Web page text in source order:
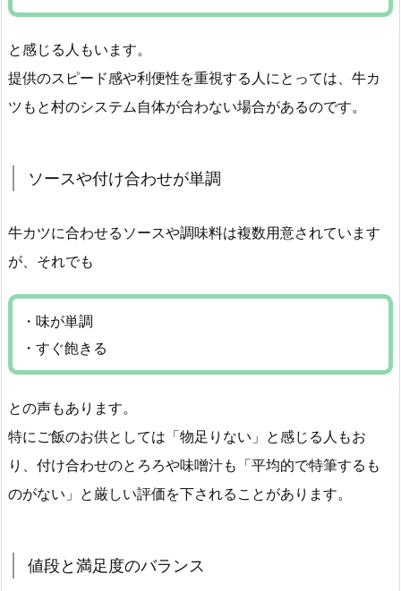
と感じる人もいます。
提供のスピード感や利便性を重視する人にとっては、牛カ
ツもと村のシステム自体が合わない場合があるのです。
ソースや付け合わせが単調
牛カツに合わせるソースや調味料は複数用意されています
が、それでも
・味が単調
・すぐ飽きる
との声もあります。
特にご飯のお供としては「物足りない」と感じる人もお
り、付け合わせのとろろや味噌汁も「平均的で特筆するも
のがない」と厳しい評価を下されることがあります。
値段と満足度のバランス